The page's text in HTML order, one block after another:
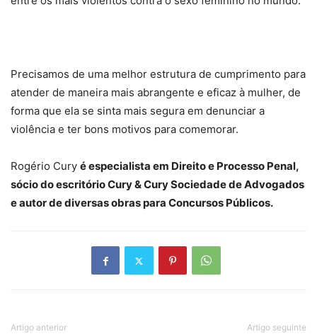
Precisamos de uma melhor estrutura de cumprimento para
atender de maneira mais abrangente e eficaz à mulher, de
forma que ela se sinta mais segura em denunciar a
violência e ter bons motivos para comemorar.
Rogério Cury é especialista em Direito e Processo Penal,
sócio do escritório Cury & Cury Sociedade de Advogados
e autor de diversas obras para Concursos Públicos.
Artigo anterior Artigo seguinte